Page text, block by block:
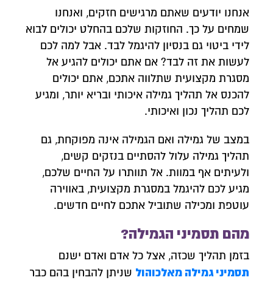
אנחנו יודעים שאתם מרגישים חזקים, ואנחנו
שמחים על כך. החוזקות שלכם בהחלט יכולים לבוא
לידי ביטוי גם בנסיון להיגמל לבד. אבל למה לכם
לעשות את זה לבד? אם אתם יכולים להגיע אל
מסגרת מקצועית שתלווה אתכם, אתם יכולים
להכנס אל תהליך גמילה איכותי ובריא יותר, ומגיע
לכם תהליך נכון ואיכותי.
במצב של גמילה ואם הגמילה אינה מפוקחת, גם
תהליך גמילה עלול להסתיים בנזקים קשים,
ולעיתים אף במוות. אל תוותרו על החיים שלכם,
מגיע לכם להיגמל במסגרת מקצועית, באווירה
עוטפת ומכילה שתוביל אתכם לחיים חדשים.
מהם תסמיני הגמילה?
בזמן תהליך שכזה, אצל כל אדם ואדם ישנם
תסמיני גמילה מאלכוהול שניתן להבחין בהם כבר